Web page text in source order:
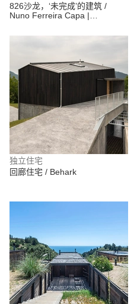
826沙龙，‘未完成’的建筑 /
Nuno Ferreira Capa |
独立住宅
回廊住宅 / Behark